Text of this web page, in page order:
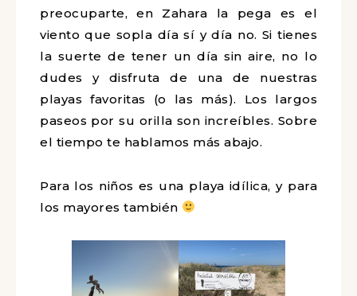
preocuparte, en Zahara la pega es el
viento que sopla día sí y día no. Si tienes
la suerte de tener un día sin aire, no lo
dudes y disfruta de una de nuestras
playas favoritas (o las más). Los largos
paseos por su orilla son increíbles. Sobre
el tiempo te hablamos más abajo.
Para los niños es una playa idílica, y para
los mayores también